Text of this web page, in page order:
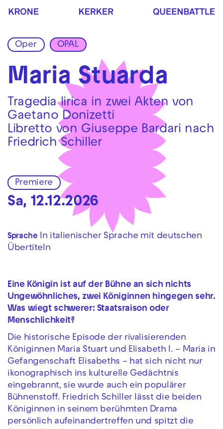
Zur Hauptnavigation springen
Oper
OPAL
Maria Stuarda
Tragedia lirica in zwei Akten von
Gaetano Donizetti
Libretto von Giuseppe Bardari nach
Friedrich Schiller
Premiere
Sa, 12.12.2026
Sprache In italienischer Sprache mit deutschen
Übertiteln
Eine Königin ist auf der Bühne an sich nichts
Ungewöhnliches, zwei Königinnen hingegen sehr.
Was wiegt schwerer: Staatsraison oder
Menschlichkeit?
Die historische Episode der rivalisierenden
Königinnen Maria Stuart und Elisabeth I. – Maria in
Gefangenschaft Elisabeths – hat sich nicht nur
ikonographisch ins kulturelle Gedächtnis
eingebrannt, sie wurde auch ein populärer
Bühnenstoff. Friedrich Schiller lässt die beiden
Königinnen in seinem berühmten Drama
persönlich aufeinandertreffen und spitzt die